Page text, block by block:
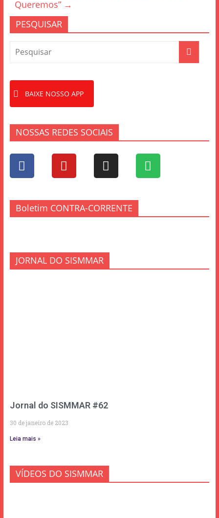
o
k
Queremos” →
PESQUISAR
BAIXE NOSSO APP
NOSSAS REDES SOCIAIS
Boletim CONTRA-CORRENTE
JORNAL DO SISMMAR
Jornal do SISMMAR #62
30 de janeiro de 2023
Leia mais »
VÍDEOS DO SISMMAR